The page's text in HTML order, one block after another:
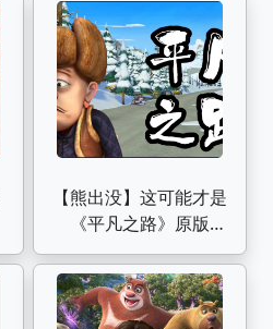
【熊出没】这可能才是
《平凡之路》原版
MV！